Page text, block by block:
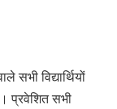
विद्यार्थियों
प्रवेशित सभी